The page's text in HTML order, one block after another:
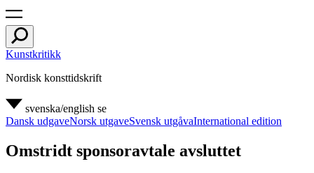
Kunstkritikk
Nordisk konsttidskrift
svenska/english se
Dansk udgaveNorsk utgaveSvensk utgåvaInternational edition
Omstridt sponsoravtale avsluttet